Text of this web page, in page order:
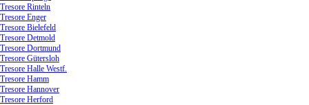
Tresore Rinteln
Tresore Enger
Tresore Bielefeld
Tresore Detmold
Tresore Dortmund
Tresore Gütersloh
Tresore Halle Westf.
Tresore Hamm
Tresore Hannover
Tresore Herford